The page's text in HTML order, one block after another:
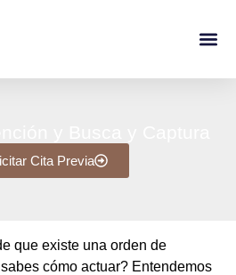
Cita Previa
que existe una orden de
cómo actuar? Entendemos